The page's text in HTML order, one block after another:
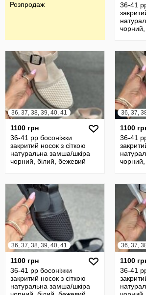
Розпродаж
36-41
36, 37, 38, 39, 40, 41
1100 грн
36-41 рр босоніжки
закритий носок з сіткою
натуральна замша/шкіра
чорний, білий, бежевий
36, 37,
1100
36-41
36, 37, 38, 39, 40, 41
1100 грн
36-41 рр босоніжки
закритий носок з сіткою
натуральна замша/шкіра
36, 37,
1100
36-41